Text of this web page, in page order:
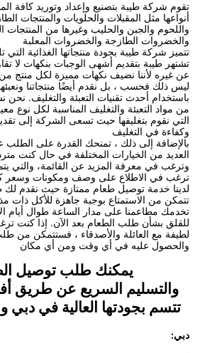
تقوم شركة طيبة بتصنيع وإعداد وتوريد كافة
أنواعها مثل المقبلات والحلويات والمنتجات
واللحوم والجبن والحليب وغيرها من المنتجات
والخضروات الطازجة والخضروات المعلبة
تتميز شركة طيبة بجودة منتجاتها الغذائية التي
تشتهر طيبة بتقديم أشهى الوجبات بنكهات لا
عن غيره لأننا نضيف نكهات مميزة لكل منتج من
ليس ذلك فحسب ، بل نقدم أيضًا منتجاتنا
باستخدام أحدث تقنيات التعبئة والتغليف.
من مواد التعبئة والتغليف المناسبة لكل نوع
التي نقوم بتغليفها حيث تسعى الشركة إلى
وكفاءة في التغليف
بالإضافة إلى ذلك ، تمنحك القدرة على الطلب
العديد من الخيارات المختلفة في حال كنت
وترغب في معرفة المزيد عن القائمة، والتي يتم
ترغب في الاطلاع على وصف ومكونات وسعر
لدينا خدمة توصيل طعام ممتازة حيث نقدم لك
تتمكن من الاستمتاع بوجبة جاهزة للأكل ذات
تخدمك مطاعمنا على مدار الساعة طوال أيام
للقلق بشأن طلب الطعام بعد الآن. إذا كنت
لطيفة مع العائلة والأصدقاء ، فستتمكن من
والحصول عليه في أي وقت ومن أي مكان
يمكنك طلب توصيل
والتسليم السريع عن طريق
تتسم بجودتها العالية في دبي
دبي: